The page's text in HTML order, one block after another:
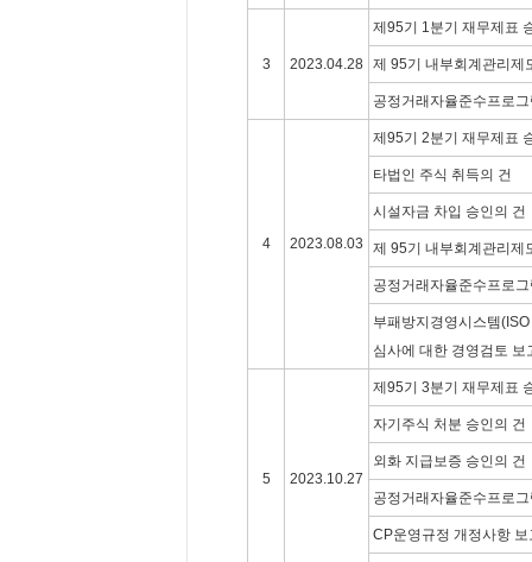
3 2023.04.28
제95기 1분기 재무제표
제 95기 내부회계관리제
공정거래자율준수프로
4 2023.08.03
제95기 2분기 재무제표
타법인 주식 취득의 건
시설자금 차입 승인의 건
제 95기 내부회계관리제
공정거래자율준수프로
부패방지경영시스템
심사에 대한 경영검토 보
5 2023.10.27
제95기 3분기 재무제표
자기주식 처분 승인의 건
외화 지급보증 승인의 건
공정거래자율준수프로
CP운영규정 개정사항 보